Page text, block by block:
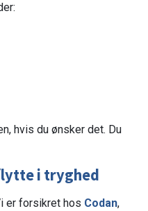
hvis du ønsker det. Du
i tryghed
er forsikret hos Codan,